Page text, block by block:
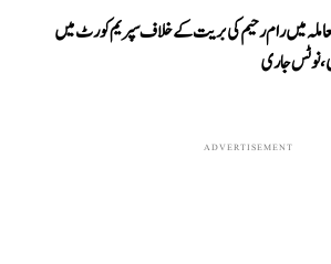
میں رام رحیم کی بریت کے خلاف سپریم کورٹ میں
نوٹس جاری
ADVERTISEMENT